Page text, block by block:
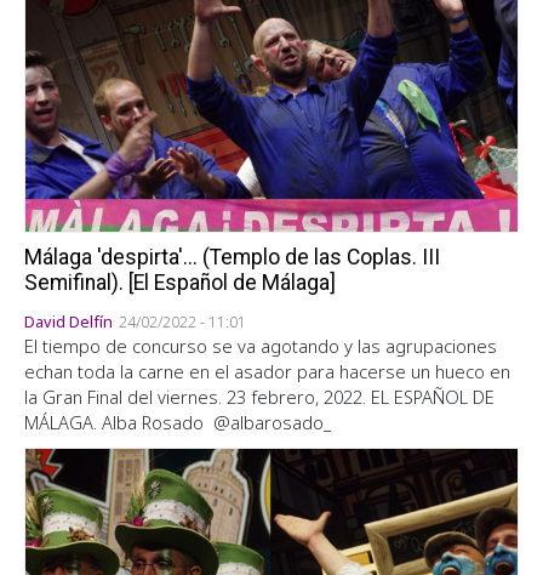
Málaga 'despirta'... (Templo de las Coplas. III
Semifinal). [El Español de Málaga]
David Delfín 24/02/2022 - 11:01
El tiempo de concurso se va agotando y las agrupaciones
echan toda la carne en el asador para hacerse un hueco en
la Gran Final del viernes. 23 febrero, 2022. EL ESPAÑOL DE
MÁLAGA. Alba Rosado @albarosado_